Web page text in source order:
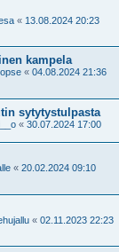
« 13.08.2024 20:23
kampela
« 04.08.2024 21:36
sytytystulpasta
« 30.07.2024 17:00
« 20.02.2024 09:10
« 02.11.2023 22:23